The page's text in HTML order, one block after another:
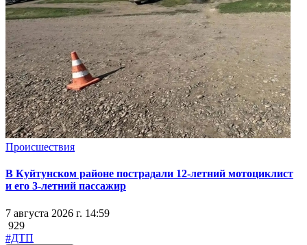
Происшествия
В Куйтунском районе пострадали 12-летний мотоциклист
и его 3-летний пассажир
7 августа 2026 г. 14:59
929
#ДТП